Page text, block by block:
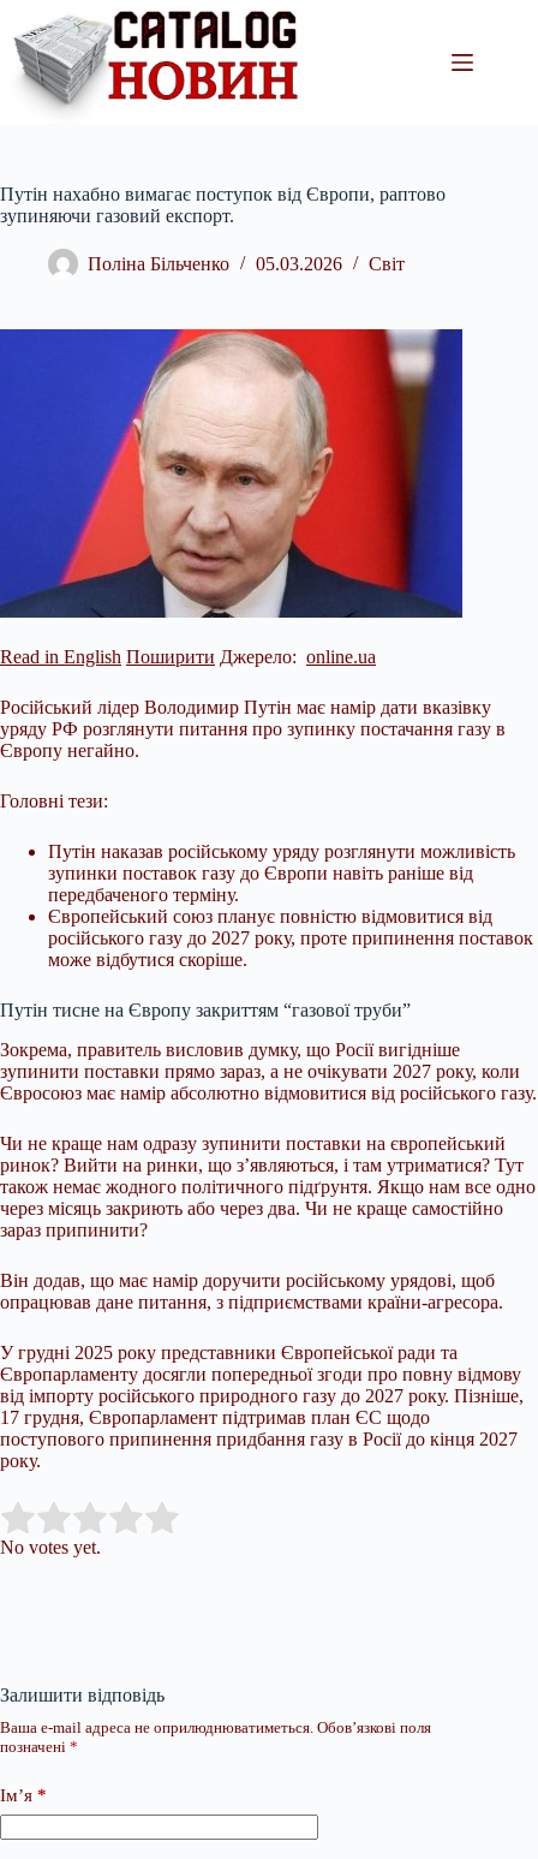
вмісту
Путін нахабно вимагає поступок від Європи, раптово
зупиняючи газовий експорт.
Поліна Більченко 05.03.2026 Світ
Read in English Поширити Джерело: online.ua
Російський лідер Володимир Путін має намір дати вказівку
уряду РФ розглянути питання про зупинку постачання газу в
Європу негайно.
Головні тези:
Путін наказав російському уряду розглянути можливість
зупинки поставок газу до Європи навіть раніше від
передбаченого терміну.
Європейський союз планує повністю відмовитися від
російського газу до 2027 року, проте припинення поставок
може відбутися скоріше.
Путін тисне на Європу закриттям “газової труби”
Зокрема, правитель висловив думку, що Росії вигідніше
зупинити поставки прямо зараз, а не очікувати 2027 року, коли
Євросоюз має намір абсолютно відмовитися від російського газу.
Чи не краще нам одразу зупинити поставки на європейський
ринок? Вийти на ринки, що з’являються, і там утриматися? Тут
також немає жодного політичного підґрунтя. Якщо нам все одно
через місяць закриють або через два. Чи не краще самостійно
зараз припинити?
Він додав, що має намір доручити російському урядові, щоб
опрацював дане питання, з підприємствами країни-агресора.
У грудні 2025 року представники Європейської ради та
Європарламенту досягли попередньої згоди про повну відмову
від імпорту російського природного газу до 2027 року. Пізніше,
17 грудня, Європарламент підтримав план ЄС щодо
поступового припинення придбання газу в Росії до кінця 2027
року.
Rate this item:
No votes yet.
Залишити відповідь
Ваша e-mail адреса не оприлюднюватиметься. Обов’язкові поля
позначені *
Ім’я *